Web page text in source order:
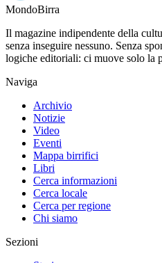
MondoBirra
Il magazine indipendente della
senza inseguire nessuno. Senza
logiche editoriali: ci muove solo la
Naviga
Archivio
Notizie
Video
Eventi
Mappa birrifici
Libri
Cerca informazioni
Cerca locale
Cerca per regione
Chi siamo
Sezioni